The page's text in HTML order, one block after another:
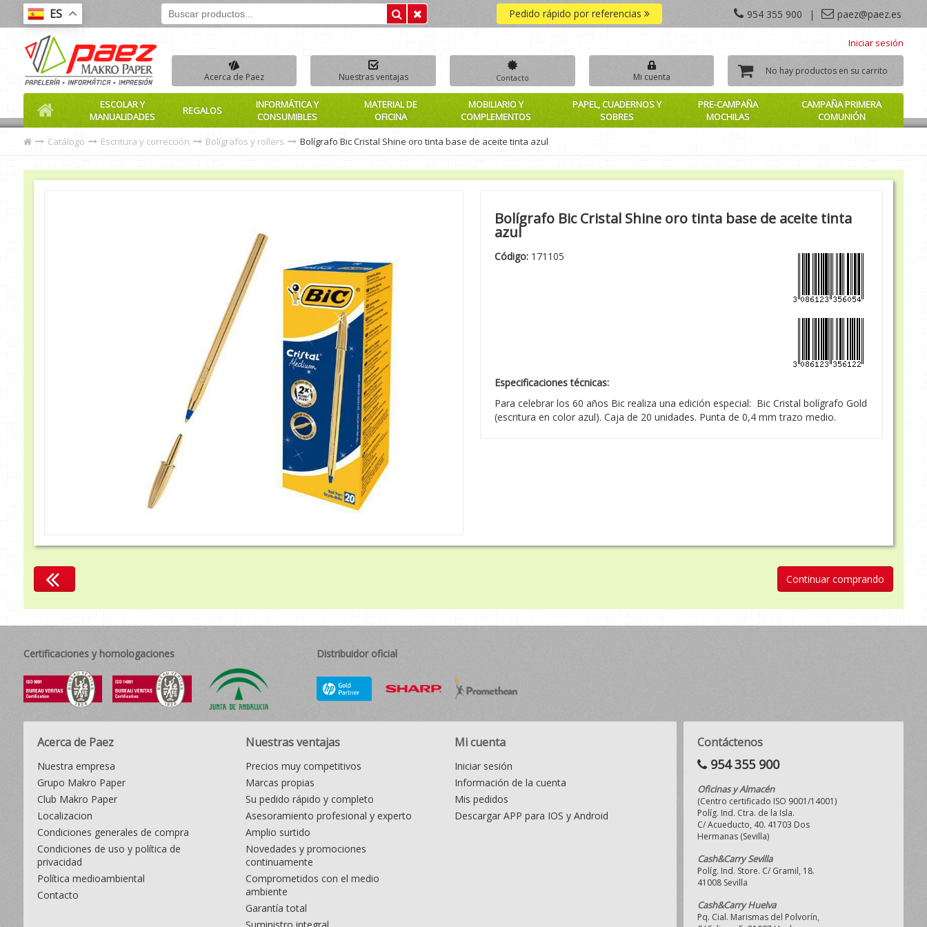
ES 954 355 900 | paez@paez.es
Pedido rápido por referencias
Iniciar sesión
Acerca de Paez Nuestras ventajas Contacto Mi cuenta
No hay productos en su carrito
ESCOLAR Y
MANUALIDADES
REGALOS
INFORMÁTICA Y
CONSUMIBLES
MATERIAL DE
OFICINA
MOBILIARIO Y
COMPLEMENTOS
PAPEL, CUADERNOS Y
SOBRES
PRE-CAMPAÑA
MOCHILAS
CAMPAÑA PRIMERA
COMUNIÓN
Catálogo
Escritura y corrección Bolígrafos y rollers Bolígrafo Bic Cristal Shine oro tinta base de aceite tinta azul
Bolígrafo Bic Cristal Shine oro tinta base de aceite tinta
azul
Código: 171105
Especificaciones técnicas:
Para celebrar los 60 años Bic realiza una edición especial: Bic Cristal bolígrafo Gold
(escritura en color azul). Caja de 20 unidades. Punta de 0,4 mm trazo medio.
Continuar comprando
Certificaciones y homologaciones Distribuidor oficial
Acerca de Paez
Nuestra empresa
Grupo Makro Paper
Club Makro Paper
Localizacion
Condiciones generales de compra
Condiciones de uso y política de
privacidad
Política medioambiental
Contacto
Nuestras ventajas
Precios muy competitivos
Marcas propias
Su pedido rápido y completo
Asesoramiento profesional y experto
Amplio surtido
Novedades y promociones
continuamente
Comprometidos con el medio
ambiente
Garantía total
Mi cuenta
Iniciar sesión
Información de la cuenta
Mis pedidos
Descargar APP para IOS y Android
Contáctenos
954 355 900
Oficinas y Almacén
(Centro certificado ISO 9001/14001)
Políg. Ind. Ctra. de la Isla.
C/ Acueducto, 40. 41703 Dos
Hermanas (Sevilla)
Cash&Carry Sevilla
Políg. Ind. Store. C/ Gramil, 18.
41008 Sevilla
Cash&Carry Huelva
Pq. Cial. Marismas del Polvorín,